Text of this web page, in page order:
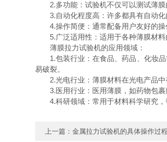
2.多功能：试验机不仅可以测试薄膜
3.自动化程度高：许多都具有自动化
4.操作简便：通常配备用户友好的操
5.广泛适用性：适用于各种薄膜材料
薄膜拉力试验机的应用领域：
1.包装行业：在食品、药品、化妆品
易破裂。
2.光电行业：薄膜材料在光电产品中
3.医用行业：医用薄膜，如药物包裹
4.科研领域：常用于材料科学研究，
上一篇： 金属拉力试验机的具体操作过